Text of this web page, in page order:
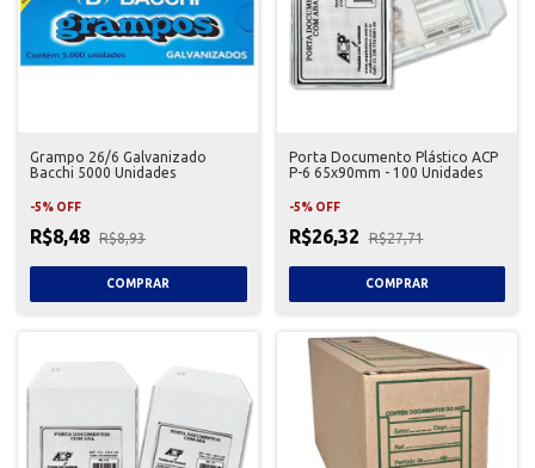
Grampo 26/6 Galvanizado
Bacchi 5000 Unidades
-5% OFF
R$8,48 R$8,93
Porta Documento Plástico ACP
P-6 65x90mm - 100 Unidades
-5% OFF
R$26,32 R$27,71